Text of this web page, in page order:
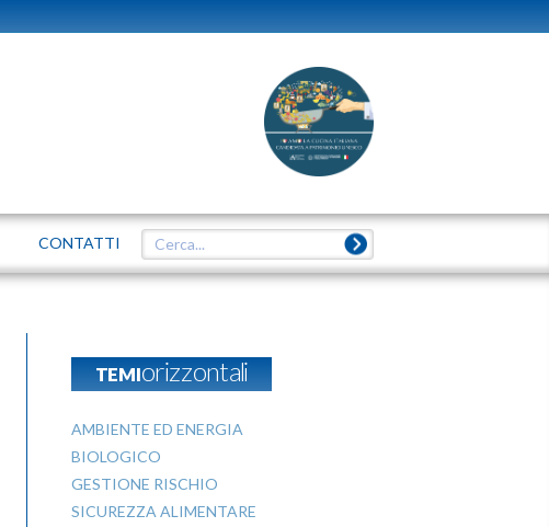
CONTATTI
TEMIorizzontali
AMBIENTE ED ENERGIA
BIOLOGICO
GESTIONE RISCHIO
SICUREZZA ALIMENTARE